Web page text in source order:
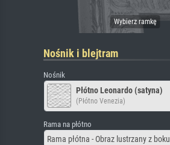
Nośnik i blejtram
Nośnik
Płótno Leonardo (satyna)
(Płótno Venezia)
Rama na płótno
Rama płótna - Obraz lustrzany z boku